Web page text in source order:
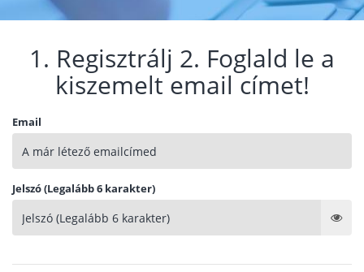
1. Regisztrálj 2. Foglald le a
kiszemelt email címet!
Email
Jelszó (Legalább 6 karakter)